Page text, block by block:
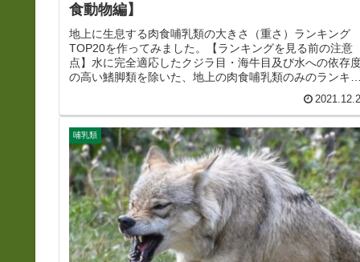
食動物編】
地上に生息する肉食哺乳類の大きさ（重さ）ランキング
TOP20を作ってみました。【ランキングを見る前の注意
点】水に完全適応したクジラ目・海牛目及び水への依存
の高い鰭脚類を除いた、地上の肉食哺乳類のみのランキ
哺乳類